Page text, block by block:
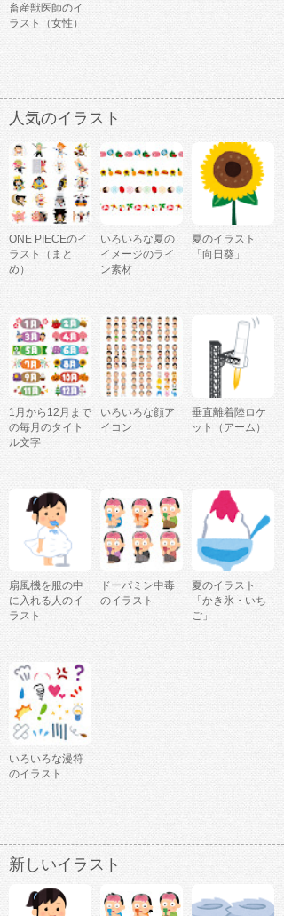
畜産獣医師のイ
ラスト（女性）
人気のイラスト
ONE PIECEのイ
ラスト（まと
め）
いろいろな夏の
イメージのライ
ン素材
夏のイラスト
「向日葵」
1月から12月まで
の毎月のタイト
ル文字
いろいろな顔ア
イコン
垂直離着陸ロケ
ット（アーム）
扇風機を服の中
に入れる人のイ
ラスト
ドーパミン中毒
のイラスト
夏のイラスト
「かき氷・いち
ご」
いろいろな漫符
のイラスト
新しいイラスト